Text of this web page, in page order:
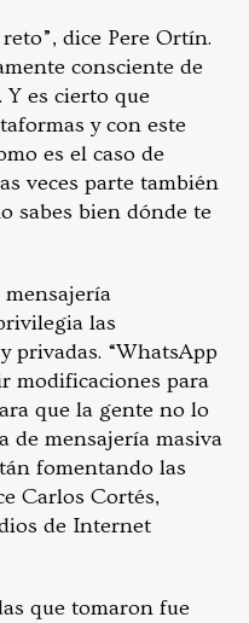
dice Pere Ortín.
consciente de
Y es cierto que
y con este
es el caso de
veces parte también
sabes bien dónde te
las
privadas. “WhatsApp
modificaciones para
que la gente no lo
de mensajería masiva
fomentando las
Carlos Cortés,
de Internet
que tomaron fue